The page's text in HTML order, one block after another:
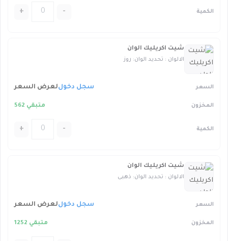
-
+
شيت اكريليك الوان
الالوان : تحديد الوان: روز
سجل دخوللعرض السعر
متبقي 562
-
+
شيت اكريليك الوان
الالوان : تحديد الوان: ذهبى
سجل دخوللعرض السعر
متبقي 1252